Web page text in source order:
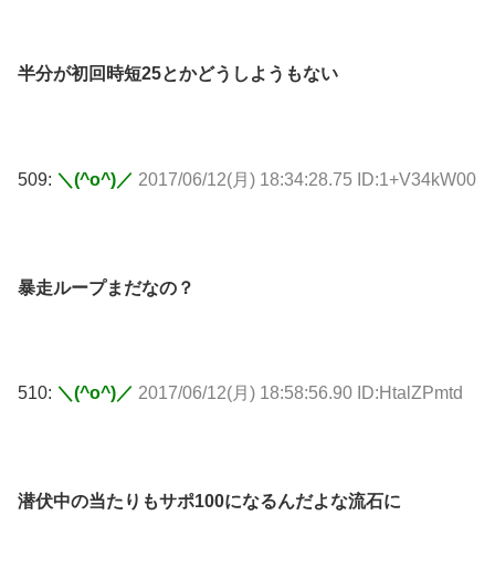
半分が初回時短25とかどうしようもない
509: ＼(^o^)／ 2017/06/12(月) 18:34:28.75 ID:1+V34kW00
暴走ループまだなの？
510: ＼(^o^)／ 2017/06/12(月) 18:58:56.90 ID:HtalZPmtd
潜伏中の当たりもサポ100になるんだよな流石に